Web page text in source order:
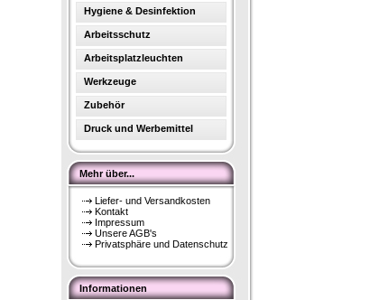
Hygiene & Desinfektion
Arbeitsschutz
Arbeitsplatzleuchten
Werkzeuge
Zubehör
Druck und Werbemittel
Mehr über...
Liefer- und Versandkosten
Kontakt
Impressum
Unsere AGB's
Privatsphäre und Datenschutz
Informationen